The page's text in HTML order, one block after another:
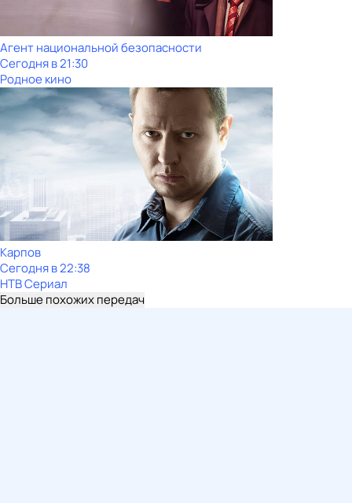
Агент национальной безопасности
Сегодня в 21:30
Родное кино
Карпов
Сегодня в 22:38
НТВ Сериал
Больше похожих передач